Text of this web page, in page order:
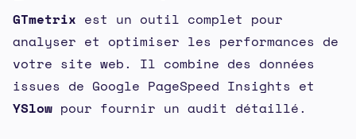
GTmetrix est un outil complet pour
analyser et optimiser les performances de
votre site web. Il combine des données
issues de Google PageSpeed Insights et
YSlow pour fournir un audit détaillé.